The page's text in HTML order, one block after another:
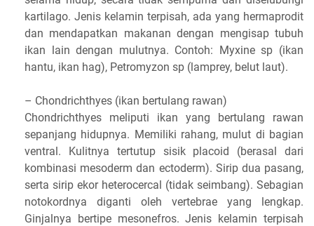
kartilago. Jenis kelamin terpisah, ada yang hermaprodit
dan mendapatkan makanan dengan mengisap tubuh
ikan lain dengan mulutnya. Contoh: Myxine sp (ikan
hantu, ikan hag), Petromyzon sp (lamprey, belut laut).
– Chondrichthyes (ikan bertulang rawan)
Chondrichthyes meliputi ikan yang bertulang rawan
sepanjang hidupnya. Memiliki rahang, mulut di bagian
ventral. Kulitnya tertutup sisik placoid (berasal dari
kombinasi mesoderm dan ectoderm). Sirip dua pasang,
serta sirip ekor heterocercal (tidak seimbang). Sebagian
notokordnya diganti oleh vertebrae yang lengkap.
Ginjalnya bertipe mesonefros. Jenis kelamin terpisah